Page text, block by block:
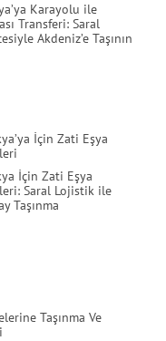
Karayolu ile
Transferi: Saral
Akdeniz’e Taşının
İçin Zati Eşya
İçin Zati Eşya
Saral Lojistik ile
Taşınma
Taşınma Ve